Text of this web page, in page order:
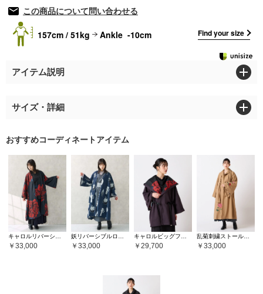
この商品について問い合わせる
157cm / 51kg Ankle -10cm Find your size
アイテム説明
サイズ・詳細
おすすめコーディネートアイテム
33,000 33,000 29,700 33,000